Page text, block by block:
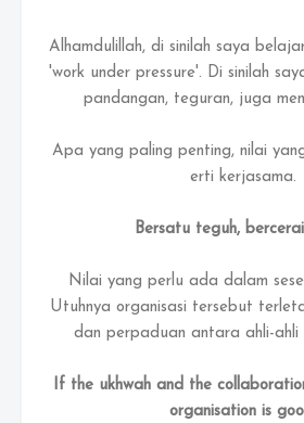
Alhamdulillah, di sinilah saya
'work under pressure'. Di sinilah
pandangan, teguran, juga
Apa yang paling penting, nilai
erti kerjasama.
Bersatu teguh,
Nilai yang perlu ada dalam
Utuhnya organisasi tersebut
dan perpaduan antara ahli-ahli
If the ukhwah and the
organisation is